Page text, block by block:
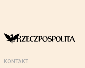
KONTAKT